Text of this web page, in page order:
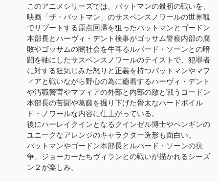
このアニメシリーズでは、バットマンの最初の戦いを、
映画「ザ・バットマン」のサスペンスノワールの世界観
でリブートする原点回帰を狙ったバットマンとゴードン
本部長とハーヴィ・デント検事がゴッサム警察内部の腐
敗やゴッサムの闇社会を牛耳るルパード・ソーンとの暗
闘を軸にしたサスペンスノワールのテイストで、犯罪者
に対する狂気じみた怒りと正義を持つバットマンやマフ
ィアと戦いながら野心の為に癒着するハーヴィ・デント
や汚職警官やマフィアの外部と内部の敵と戦うゴードン
本部長の苦闘や葛藤を掘り下げた骨太なハードボイル
ド・ノワールな内容に仕上がっている。
後にハーレイクインとなるクインゼル博士やペンギンの
ユニークなアレンジのキャラクター造形も面白い。
バットマンやゴードン本部長とルパード・ソーンの抗
争、ジョーカーたちヴィランとの戦いが描かれるシーズ
ン２が楽しみ。